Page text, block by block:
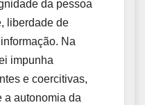
da pessoa
liberdade de
Na
impunha
e coercitivas,
a autonomia da